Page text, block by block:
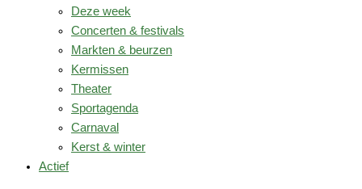
Deze week
Concerten & festivals
Markten & beurzen
Kermissen
Theater
Sportagenda
Carnaval
Kerst & winter
Actief